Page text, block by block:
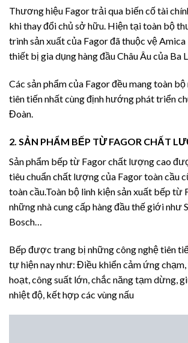
Thương hiệu Fagor trải qua biến cố tài
khi thay đổi chủ sở hữu. Hiện tại toàn bộ
trình sản xuất của Fagor đã thuộc vệAmica
thiết bị gia dụng hàng đầu Châu Âu của Ba
Các sản phẩm của Fagor đều mang toàn
tiên tiến nhất cùng định hướng phát triển
Đoàn.
2. SẢN PHẨM BẾP TỪ FAGOR CHẤT
Sản phẩm bếp từ Fagor chất lượng cao
tiêu chuẩn chất lượng của Fagor toàn cầu
toàn cầu.Toàn bộ linh kiện sản xuất bếp từ
những nhà cung cấp hàng đầu thế giới như
Bosch…
Bếp được trang bị những công nghệ tiên
tự hiện nay như: Điều khiển cảm ứng chạm,
hoạt, công suất lớn, chắc năng tạm dừng,
nhiệt độ, kết hợp các vùng nấu